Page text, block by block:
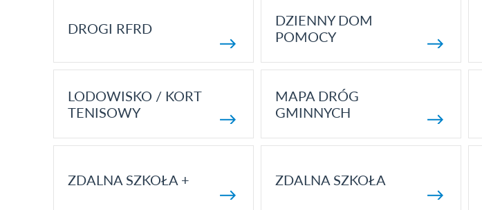
DROGI RFRD
DZIENNY DOM
POMOCY
LODOWISKO / KORT
TENISOWY
MAPA DRÓG
GMINNYCH
ZDALNA SZKOŁA + ZDALNA SZKOŁA